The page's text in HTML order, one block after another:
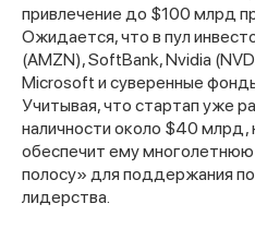
привлечение до $100 млрд
Ожидается, что в пул
(AMZN), SoftBank, Nvidia
Microsoft и суверенные
Учитывая, что стартап уже
наличности около $40 млрд,
обеспечит ему
полосу» для поддержания
лидерства.